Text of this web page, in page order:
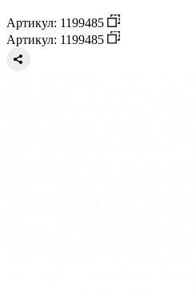
Артикул: 1199485
Артикул: 1199485